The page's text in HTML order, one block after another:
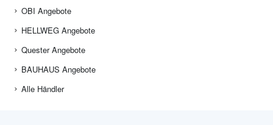
OBI Angebote
HELLWEG Angebote
Quester Angebote
BAUHAUS Angebote
Alle Händler